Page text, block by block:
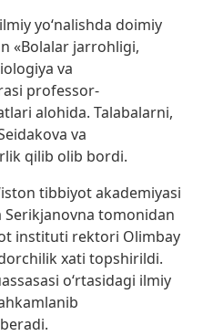
yo‘nalishda doimiy
«Bolalar jarrohligi,
va
professor-
alohida. Talabalarni,
va
qilib olib bordi.
tibbiyot akademiyasi
Serikjanovna tomonidan
instituti rektori Olimbay
xati topshirildi.
o‘rtasidagi ilmiy